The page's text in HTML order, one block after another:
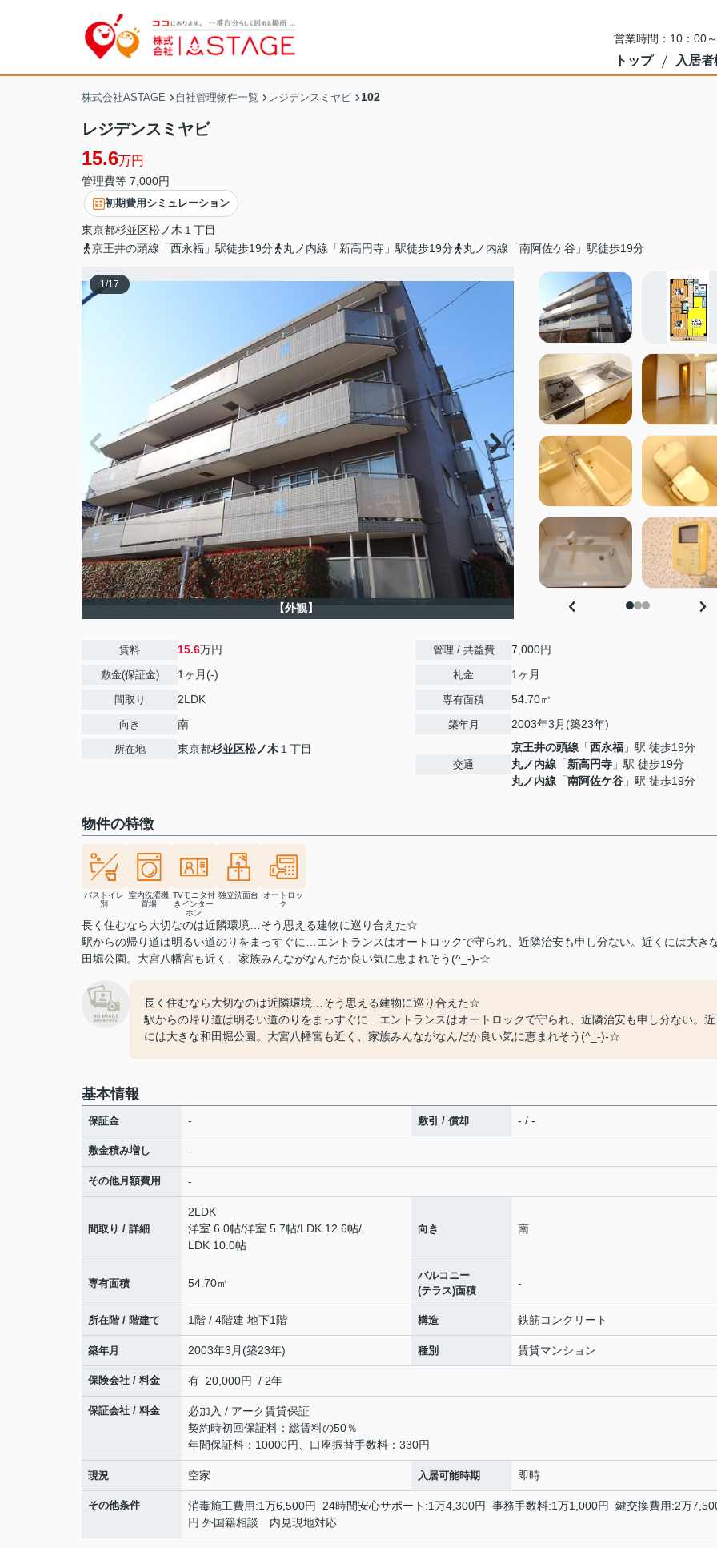
営業時間：10：00
トップ 入居者
株式会社ASTAGE 自社管理物件一覧 レジデンスミヤビ 102
レジデンスミヤビ
15.6万円
管理費等 7,000円
初期費用シミュレーション
東京都杉並区松ノ木 １丁目
京王井の頭線「西永福」駅徒歩19分
丸ノ内線「新高円寺」駅徒歩19分 丸ノ内線「南阿佐ケ谷」駅徒歩19分
1/17
【外観】
賃料 15.6万円
敷金(保証金) 1ヶ月(-)
間取り 2LDK
向き 南
所在地 東京都杉並区松ノ木 １丁目
管理 / 共益費 7,000円
礼金 1ヶ月
専有面積 54.70㎡
築年月 2003年3月(築23年)
交通
京王井の頭線 「西永福 」駅 徒歩19分
丸ノ内線 「新高円寺 」駅 徒歩19分
丸ノ内線 「南阿佐ケ谷 」駅 徒歩19分
物件の特徴
バストイレ
別
室内洗濯機
置場
TVモニタ付
きインター
ホン
独立洗面台
オートロッ
ク
長く住むなら大切なのは近隣環境…そう思える建物に巡り合えた☆
駅からの帰り道は明るい道のりをまっすぐに…エントランスはオートロックで守られ、近隣治安も申し分ない。近くには大き
田堀公園。大宮八幡宮も近く、家族みんながなんだか良い気に恵まれそう(^_-)-☆
長く住むなら大切なのは近隣環境…そう思える建物に巡り合えた☆
駅からの帰り道は明るい道のりをまっすぐに…エントランスはオートロックで守られ、近隣治安も申し分ない。
には大きな和田堀公園。大宮八幡宮も近く、家族みんながなんだか良い気に恵まれそう(^_-)-☆
基本情報
保証金 - 敷引 / 償却 - / -
敷金積み増し -
その他月額費用 -
間取り / 詳細
2LDK
洋室 6.0帖/洋室 5.7帖/LDK 12.6帖/
LDK 10.0帖
向き 南
専有面積 54.70㎡
バルコニー
(テラス)面積
-
所在階 / 階建て 1階 / 4階建 地下1階 構造 鉄筋コンクリート
築年月 2003年3月(築23年) 種別 賃貸マンション
保険会社 / 料金 有 20,000円 / 2年
保証会社 / 料金
必加入 / アーク賃貸保証
契約時初回保証料：総賃料の50％
年間保証料：10000円、口座振替手数料：330円
現況 空家 入居可能時期 即時
その他条件
消毒施工費用:1万6,500円 24時間安心サポート:1万4,300円 事務手数料:1万1,000円 鍵交換費用:2万
円 外国籍相談 内見現地対応